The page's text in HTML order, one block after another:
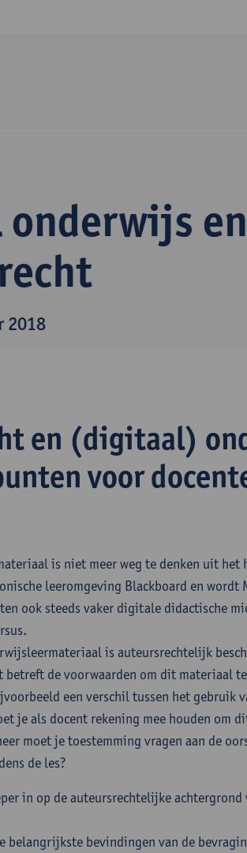
en
2018
en (digitaal)
voor
is niet meer weg te denken uit het
leeromgeving Blackboard en wordt
ook steeds vaker digitale didactische
is auteursrechtelijk
betreft de voorwaarden om dit materiaal
een verschil tussen het gebruik
je als docent rekening mee houden om
moet je toestemming vragen aan de
de les?
in op de auteursrechtelijke
belangrijkste bevindingen van de